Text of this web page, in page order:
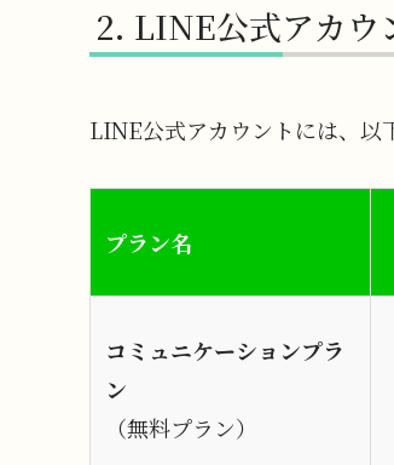
LINE公式アカウ
LINE公式アカウントには、以
プラン名
コミュニケーションプラ
ン
（無料プラン）